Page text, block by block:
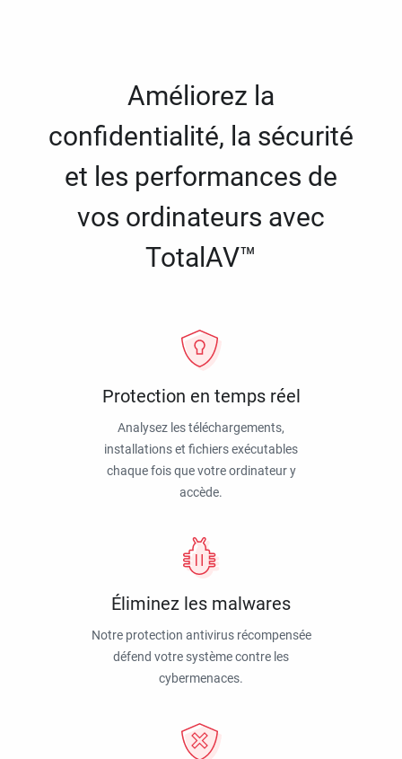
Améliorez la
confidentialité, la sécurité
et les performances de
vos ordinateurs avec
TotalAV™
Protection en temps réel
Analysez les téléchargements,
installations et fichiers exécutables
chaque fois que votre ordinateur y
accède.
Éliminez les malwares
Notre protection antivirus récompensée
défend votre système contre les
cybermenaces.